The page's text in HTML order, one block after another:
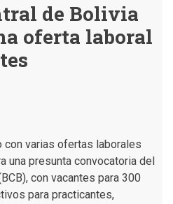
de Bolivia
oferta laboral
con varias ofertas laborales
una presunta convocatoria del
con vacantes para 300
para practicantes,